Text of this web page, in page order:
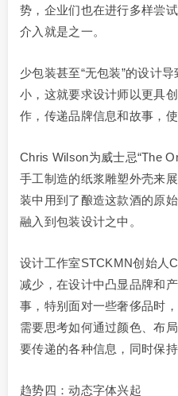
势，企业们也在进行多样尝
介入就是之一。
少包装甚至“无包装”的设计
小，这就要求设计师以更具
作，传递品牌信息和故事，使
Chris Wilson为威士忌“The
手工制造的纸浆雕塑外壳来
装中用到了酿造这款酒的原
融入到包装设计之中。
设计工作室STCKMN创始人
减少，在设计中凸显品牌和
事，特别面对一些奢侈品时
需要思考如何通过颜色、布
要传递的各种信息，同时保持
趋势四：动态字体兴起